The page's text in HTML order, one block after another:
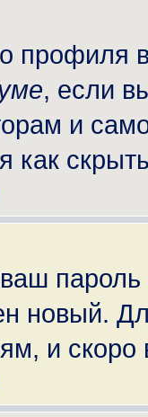
профиля
, если
и
как
новый.
и